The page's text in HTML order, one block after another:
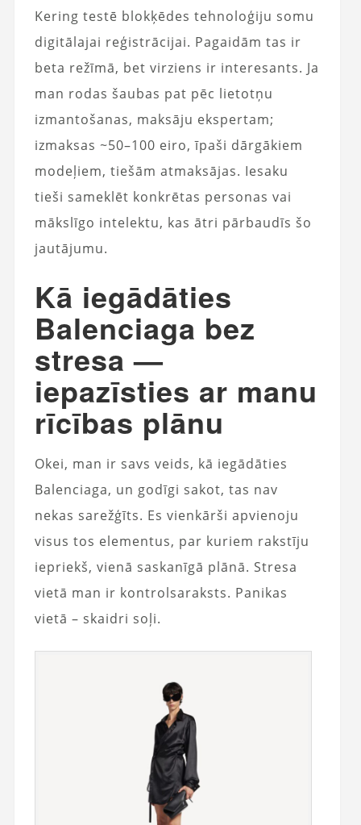
Kering testē blokķēdes tehnoloģiju somu
digitālajai reģistrācijai. Pagaidām tas ir
beta režīmā, bet virziens ir interesants. Ja
man rodas šaubas pat pēc lietotņu
izmantošanas, maksāju ekspertam;
izmaksas ~50–100 eiro, īpaši dārgākiem
modeļiem, tiešām atmaksājas. Iesaku
tieši sameklēt konkrētas personas vai
mākslīgo intelektu, kas ātri pārbaudīs šo
jautājumu.
Kā iegādāties
Balenciaga bez
stresa —
iepazīsties ar manu
rīcības plānu
Okei, man ir savs veids, kā iegādāties
Balenciaga, un godīgi sakot, tas nav
nekas sarežģīts. Es vienkārši apvienoju
visus tos elementus, par kuriem rakstīju
iepriekš, vienā saskanīgā plānā. Stresa
vietā man ir kontrolsaraksts. Panikas
vietā – skaidri soļi.